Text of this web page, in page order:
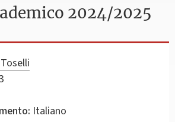
2024/2025
Italiano